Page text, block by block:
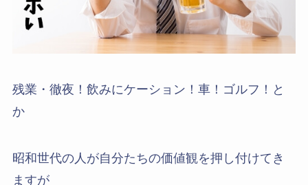
残業・徹夜！飲みにケーション！車！ゴルフ！と
か
昭和世代の人が自分たちの価値観を押し付けてき
ますが